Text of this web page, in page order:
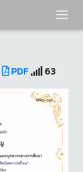
PDF 63